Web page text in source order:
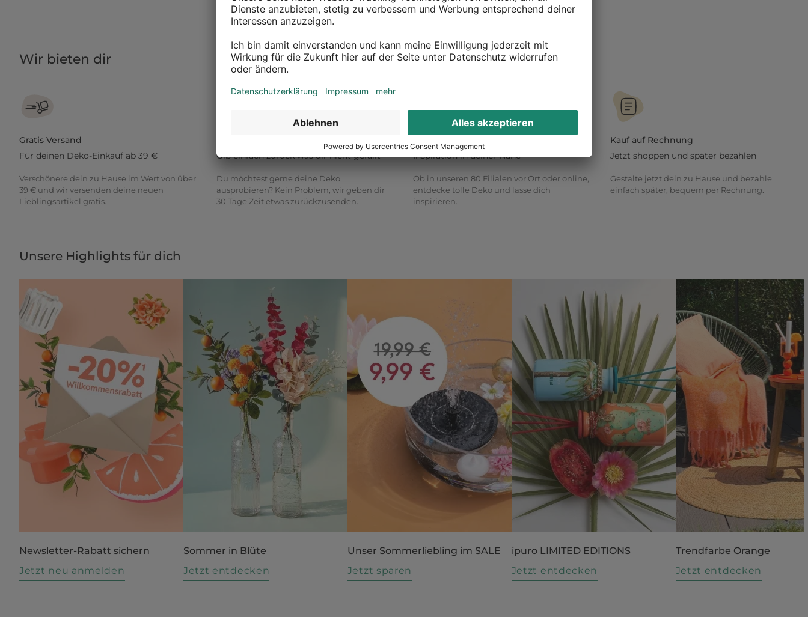
Wir bieten dir
Gratis Versand
Für deinen Deko-Einkauf ab 39 €
Verschönere dein zu Hause im Wert von über
39 € und wir versenden deine neuen
Lieblingsartikel gratis.
Gib einfach zurück was dir nicht gefällt
Du möchtest gerne deine Deko
ausprobieren? Kein Problem, wir geben dir
30 Tage Zeit etwas zurückzusenden.
Inspiration in deiner Nähe
Ob in unseren 80 Filialen vor Ort oder online,
entdecke tolle Deko und lasse dich
inspirieren.
Kauf auf Rechnung
Jetzt shoppen und später bezahlen
Gestalte jetzt dein zu Hause und bezahle
einfach später, bequem per Rechnung.
Unsere Highlights für dich
Newsletter-Rabatt sichern
Jetzt neu anmelden
Sommer in Blüte
Jetzt entdecken
Unser Sommerliebling im SALE
Jetzt sparen
ipuro LIMITED EDITIONS
Jetzt entdecken
Trendfarbe Orange
Jetzt entdecken